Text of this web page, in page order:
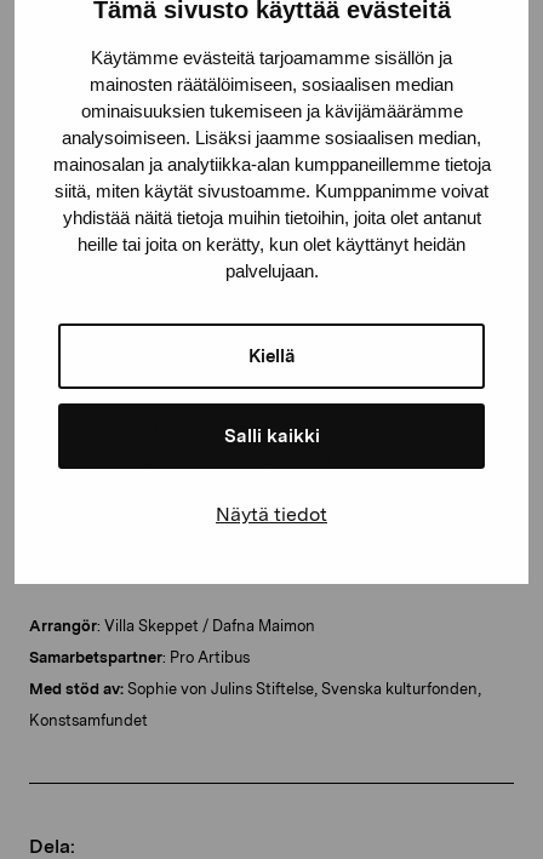
Tämä sivusto käyttää evästeitä
Käytämme evästeitä tarjoamamme sisällön ja
mainosten räätälöimiseen, sosiaalisen median
ominaisuuksien tukemiseen ja kävijämäärämme
analysoimiseen. Lisäksi jaamme sosiaalisen median,
mainosalan ja analytiikka-alan kumppaneillemme tietoja
siitä, miten käytät sivustoamme. Kumppanimme voivat
yhdistää näitä tietoja muihin tietoihin, joita olet antanut
heille tai joita on kerätty, kun olet käyttänyt heidän
palvelujaan.
Kiellä
Salli kaikki
Näytä tiedot
Dela:
sångerska och performer i Berlin.
Justin F. Kennedyär en Berlin-baserad dans- och
vokalkonstnär, lärare, DJ och dramaturg från St Croix,
Amerikanska Jungfruöarna. Justins forskning strävar
efter transformation och växer fram ur en långvarig
dans- och sångpraktik.
Anne Pajunenär en finsk skådespelare, dansare och
koreograf som arbetar i Bryssel. Hennes arbete rör sig
Leah Katzär född i Massachusetts, USA och bor i
Berlin, Tyskland. Leah är utbildad dansare och
former och möjligheter.
Arrangör: Villa Skeppet / Dafna Maimon
Samarbetspartner: Pro Artibus
Med stöd av: Sophie von Julins Stiftelse, Svenska kulturfonden,
Konstsamfundet